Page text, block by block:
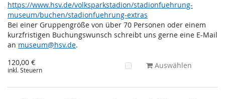
https://www.hsv.de/volksparkstadion/stadionfuehrung-
museum/buchen/stadionfuehrung-extras
Bei einer Gruppengröße von über 70 Personen oder einem
kurzfristigen Buchungswunsch schreibt uns gerne eine E-Mail
an museum@hsv.de.
120,00 €
inkl. Steuern Auswählen